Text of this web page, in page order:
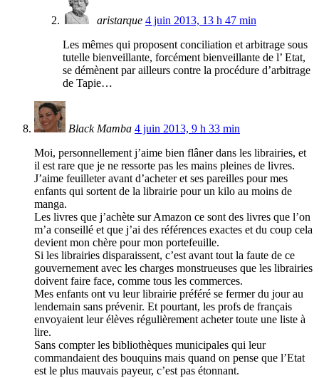
aristarque 4 juin 2013, 13 h 47 min
Les mêmes qui proposent conciliation et arbitrage sous
tutelle bienveillante, forcément bienveillante de l’ Etat,
se démènent par ailleurs contre la procédure d’arbitrage
de Tapie…
Black Mamba 4 juin 2013, 9 h 33 min
Moi, personnellement j’aime bien flâner dans les librairies, et
il est rare que je ne ressorte pas les mains pleines de livres.
J’aime feuilleter avant d’acheter et ses pareilles pour mes
enfants qui sortent de la librairie pour un kilo au moins de
manga.
Les livres que j’achète sur Amazon ce sont des livres que l’on
m’a conseillé et que j’ai des références exactes et du coup cela
devient mon chère pour mon portefeuille.
Si les librairies disparaissent, c’est avant tout la faute de ce
gouvernement avec les charges monstrueuses que les librairies
doivent faire face, comme tous les commerces.
Mes enfants ont vu leur librairie préféré se fermer du jour au
lendemain sans prévenir. Et pourtant, les profs de français
envoyaient leur élèves régulièrement acheter toute une liste à
lire.
Sans compter les bibliothèques municipales qui leur
commandaient des bouquins mais quand on pense que l’Etat
est le plus mauvais payeur, c’est pas étonnant.